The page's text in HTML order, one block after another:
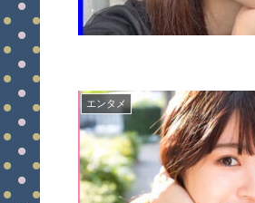
エンタメ